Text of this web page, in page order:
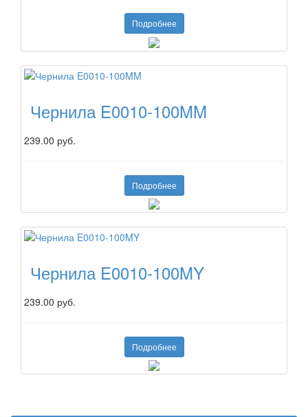
Подробнее
Чернила E0010-100MM
239.00 руб.
Подробнее
Чернила E0010-100MY
239.00 руб.
Подробнее